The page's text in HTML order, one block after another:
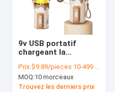
9v USB portatif
chargeant la
électrique 18w de
douille de lait de
bébé de réchauffeur
Prix:$9.89/pieces 10-499 pieces
MOQ:10 morceaux
Trouvez les derniers prix